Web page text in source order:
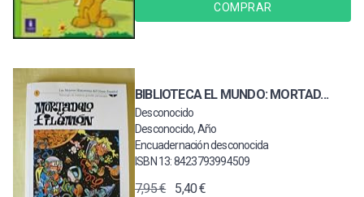
COMPRAR
BIBLIOTECA EL MUNDO: MORTAD...
Desconocido
Desconocido, Año
Encuadernación desconocida
ISBN 13: 8423793994509
7,95 € 5,40 €